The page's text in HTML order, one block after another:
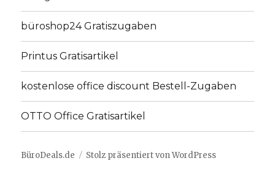
büroshop24 Gratiszugaben
Printus Gratisartikel
kostenlose office discount Bestell-Zugaben
OTTO Office Gratisartikel
BüroDeals.de Stolz präsentiert von WordPress